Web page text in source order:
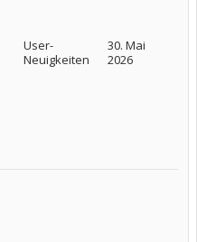
User-
Neuigkeiten
30. Mai
2026